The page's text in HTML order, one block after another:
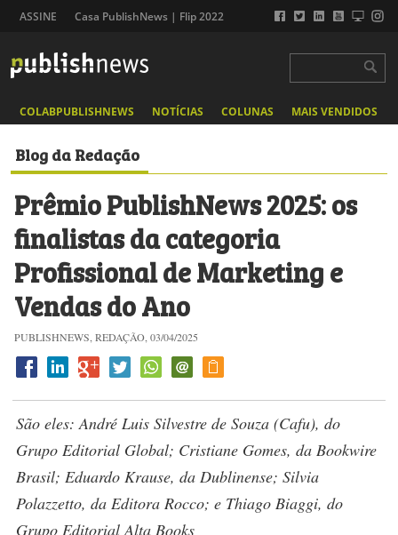
ASSINE Casa PublishNews | Flip 2022
COLABPUBLISHNEWS NOTÍCIAS COLUNAS MAIS VENDIDOS
Blog da Redação
Prêmio PublishNews 2025: os
finalistas da categoria
Profissional de Marketing e
Vendas do Ano
PUBLISHNEWS, REDAÇÃO, 03/04/2025
São eles: André Luis Silvestre de Souza (Cafu), do
Grupo Editorial Global; Cristiane Gomes, da Bookwire
Brasil; Eduardo Krause, da Dublinense; Silvia
Polazzetto, da Editora Rocco; e Thiago Biaggi, do
Grupo Editorial Alta Books